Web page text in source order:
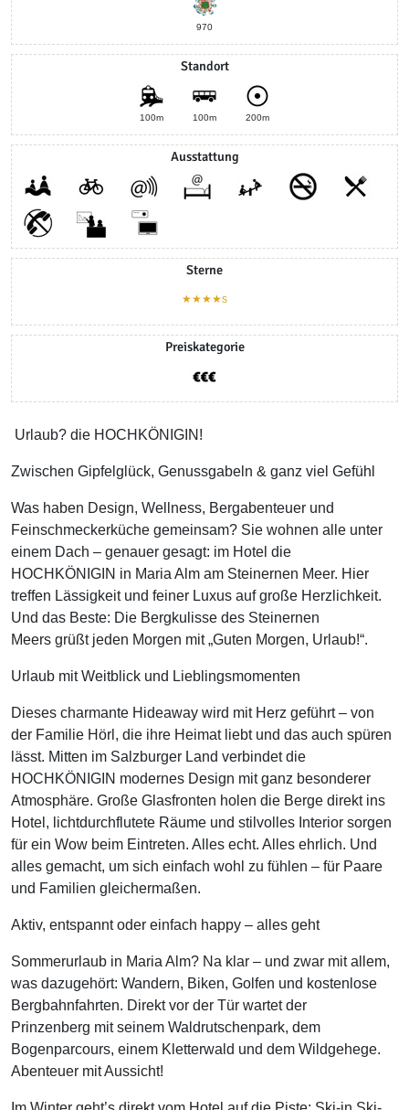
970
Standort
100m 100m 200m
Ausstattung
Sterne
★★★★s
Preiskategorie
Urlaub? die HOCHKÖNIGIN!
Zwischen Gipfelglück, Genussgabeln & ganz viel Gefühl
Was haben Design, Wellness, Bergabenteuer und
Feinschmeckerküche gemeinsam? Sie wohnen alle unter
einem Dach – genauer gesagt: im Hotel die
HOCHKÖNIGIN in Maria Alm am Steinernen Meer. Hier
treffen Lässigkeit und feiner Luxus auf große Herzlichkeit.
Und das Beste: Die Bergkulisse des Steinernen
Meers grüßt jeden Morgen mit „Guten Morgen, Urlaub!“.
Urlaub mit Weitblick und Lieblingsmomenten
Dieses charmante Hideaway wird mit Herz geführt – von
der Familie Hörl, die ihre Heimat liebt und das auch spüren
lässt. Mitten im Salzburger Land verbindet die
HOCHKÖNIGIN modernes Design mit ganz besonderer
Atmosphäre. Große Glasfronten holen die Berge direkt ins
Hotel, lichtdurchflutete Räume und stilvolles Interior sorgen
für ein Wow beim Eintreten. Alles echt. Alles ehrlich. Und
alles gemacht, um sich einfach wohl zu fühlen – für Paare
und Familien gleichermaßen.
Aktiv, entspannt oder einfach happy – alles geht
Sommerurlaub in Maria Alm? Na klar – und zwar mit allem,
was dazugehört: Wandern, Biken, Golfen und kostenlose
Bergbahnfahrten. Direkt vor der Tür wartet der
Prinzenberg mit seinem Waldrutschenpark, dem
Bogenparcours, einem Kletterwald und dem Wildgehege.
Abenteuer mit Aussicht!